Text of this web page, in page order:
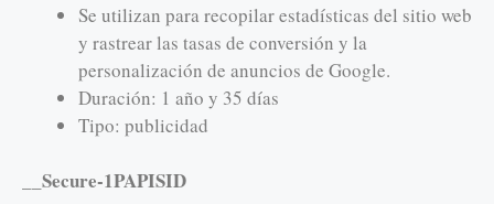
Se utilizan para recopilar estadísticas del sitio web
y rastrear las tasas de conversión y la
personalización de anuncios de Google.
Duración: 1 año y 35 días
Tipo: publicidad
__Secure-1PAPISID